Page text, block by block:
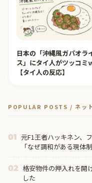
日本の「沖縄風ガパオラ
ス」にタイ人がツッコミ
【タイ人の反応】
POPULAR POSTS / ネッ
01 元F1王者ハッキネン、
「なぜ調和がある現体
02 格安物件の押入れを開
した